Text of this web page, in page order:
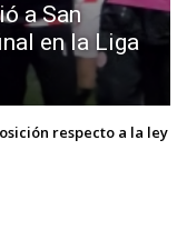
a San
en la Liga
respecto a la ley